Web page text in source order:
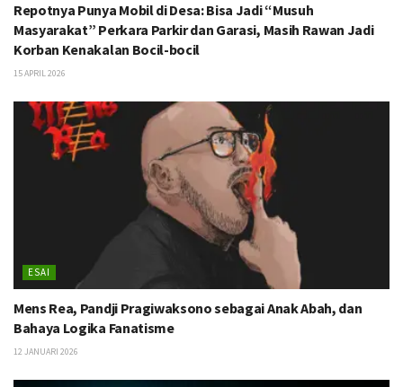
Repotnya Punya Mobil di Desa: Bisa Jadi “Musuh
Masyarakat” Perkara Parkir dan Garasi, Masih Rawan Jadi
Korban Kenakalan Bocil-bocil
15 APRIL 2026
ESAI
Mens Rea, Pandji Pragiwaksono sebagai Anak Abah, dan
Bahaya Logika Fanatisme
12 JANUARI 2026